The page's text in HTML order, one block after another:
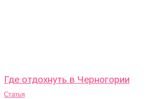
Где отдохнуть в Черногории
Статья